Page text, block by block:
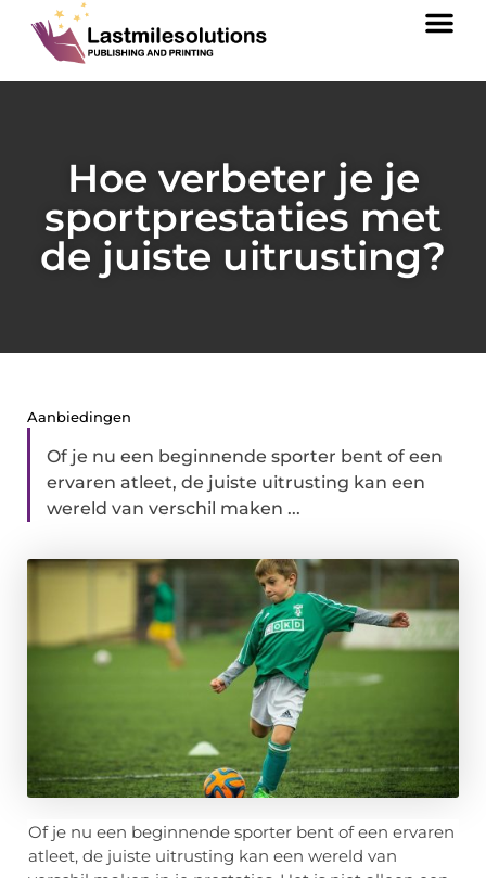
Hoe verbeter je je
sportprestaties met
de juiste uitrusting?
Aanbiedingen
Of je nu een beginnende sporter bent of een
ervaren atleet, de juiste uitrusting kan een
wereld van verschil maken ...
Of je nu een beginnende sporter bent of een ervaren
atleet, de juiste uitrusting kan een wereld van